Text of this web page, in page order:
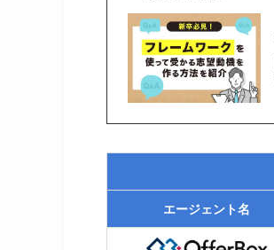
エージェント名